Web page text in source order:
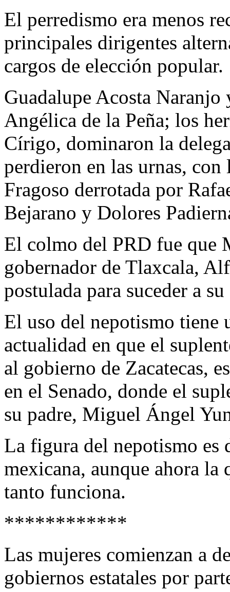
El perredismo era menos
principales dirigentes
cargos de elección popular.
Guadalupe Acosta Naranjo
Angélica de la Peña; los
Círigo, dominaron la
perdieron en las urnas,
Fragoso derrotada por
Bejarano y Dolores
El colmo del PRD fue que
gobernador de Tlaxcala,
postulada para suceder a
El uso del nepotismo tiene
actualidad en que el
al gobierno de Zacatecas,
en el Senado, donde el
su padre, Miguel Ángel
La figura del nepotismo es
mexicana, aunque ahora
tanto funciona.
************
Las mujeres comienzan a
gobiernos estatales por